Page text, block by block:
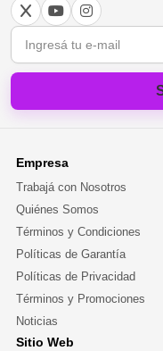
Correo electrónico
Empresa
Trabajá con Nosotros
Quiénes Somos
Términos y Condiciones
Políticas de Garantía
Políticas de Privacidad
Términos y Promociones
Noticias
Sitio Web